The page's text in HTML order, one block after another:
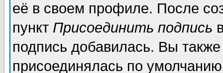
её в своем профиле. После
пункт Присоединить подпись
подпись добавилась. Вы
присоединялась по